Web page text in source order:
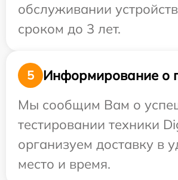
обслуживании
сроком до 3 лет.
5
Информирование о
Мы сообщим Вам о
тестировании техники
организуем доставку в
место и время.